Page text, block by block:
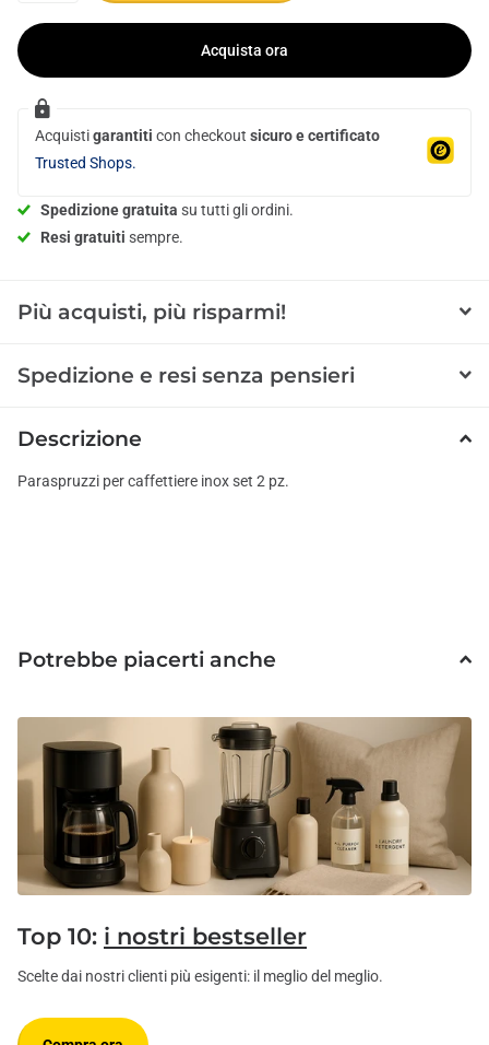
Acquista ora
Acquistigarantiti con checkout sicuro e certificato
Trusted Shops.
Spedizione gratuita su tutti gli ordini.
Resi gratuiti sempre.
Più acquisti, più risparmi!
Spedizione e resi senza pensieri
Descrizione
Paraspruzzi per caffettiere inox set 2 pz.
Potrebbe piacerti anche
Top 10: i nostri bestseller
Scelte dai nostri clienti più esigenti: il meglio del meglio.